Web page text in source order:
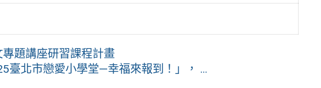
題講座研習課程計畫
臺北市戀愛小學堂—幸福來報到！」， ...